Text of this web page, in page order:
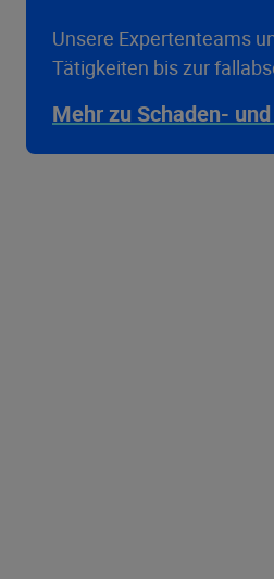
Unsere Expertenteams
Tätigkeiten bis zur
Mehr zu Schaden-